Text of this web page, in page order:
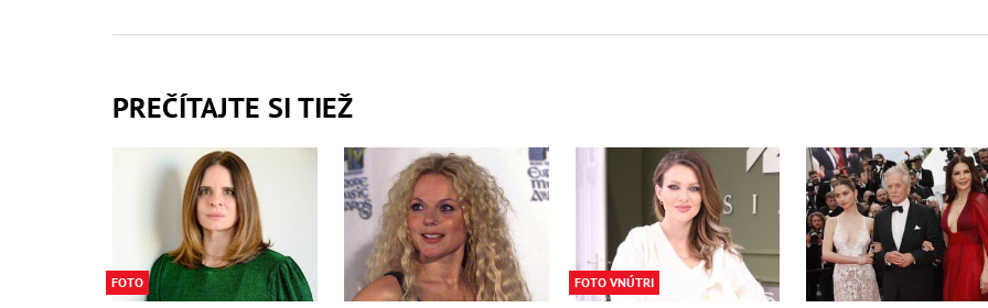
PREČÍTAJTE SI TIEŽ
FOTO FOTO VNÚTRI